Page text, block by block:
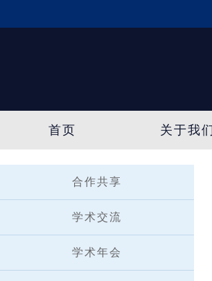
首页 关于我们
合作共享
学术交流
学术年会